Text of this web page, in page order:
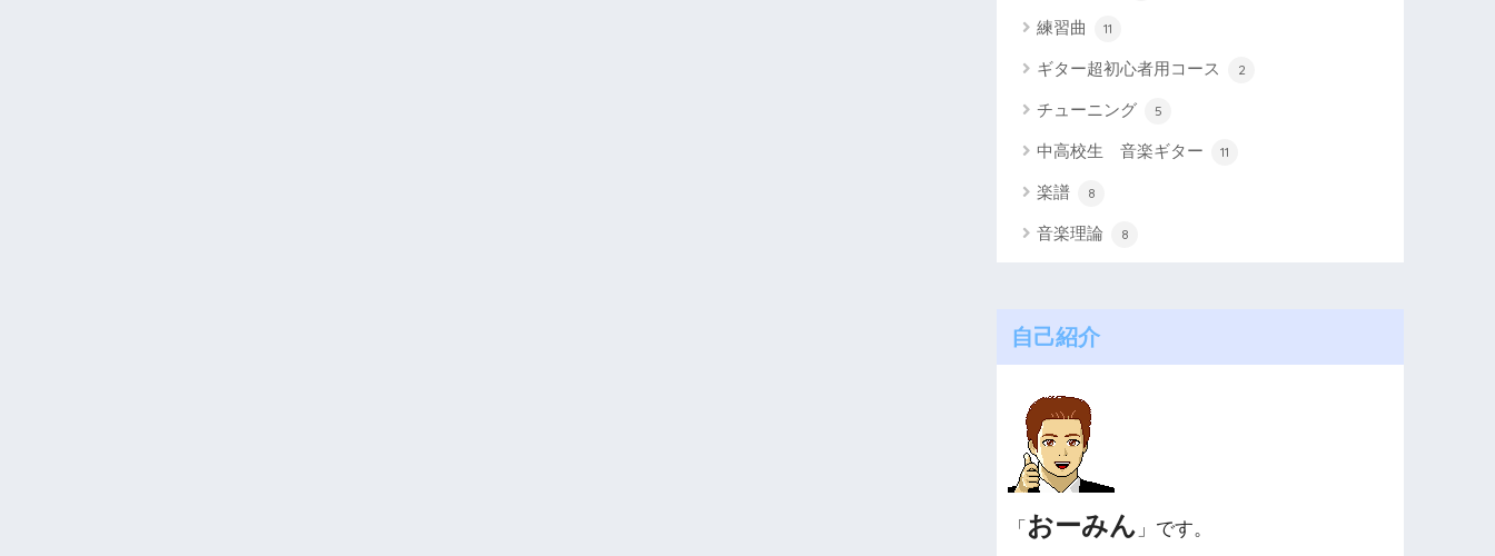
練習曲 11
ギター超初心者用コース 2
チューニング 5
中高校生 音楽ギター 11
楽譜 8
音楽理論 8
自己紹介
「 おーみん 」です。